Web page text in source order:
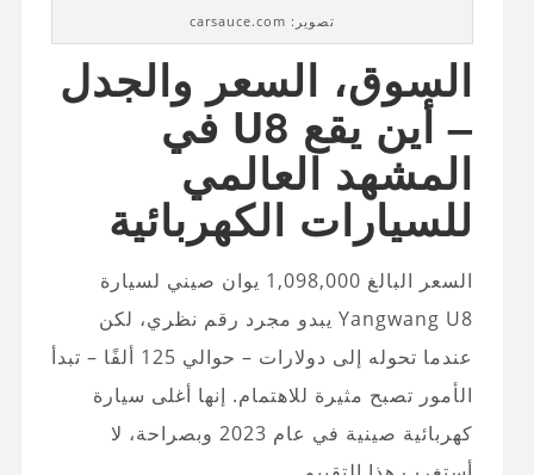
تصوير: carsauce.com
السوق، السعر والجدل
– أين يقع U8 في
المشهد العالمي
للسيارات الكهربائية
السعر البالغ 1,098,000 يوان صيني لسيارة
Yangwang U8 يبدو مجرد رقم نظري، لكن
عندما تحوله إلى دولارات – حوالي 125 ألفًا – تبدأ
الأمور تصبح مثيرة للاهتمام. إنها أغلى سيارة
كهربائية صينية في عام 2023 وبصراحة، لا